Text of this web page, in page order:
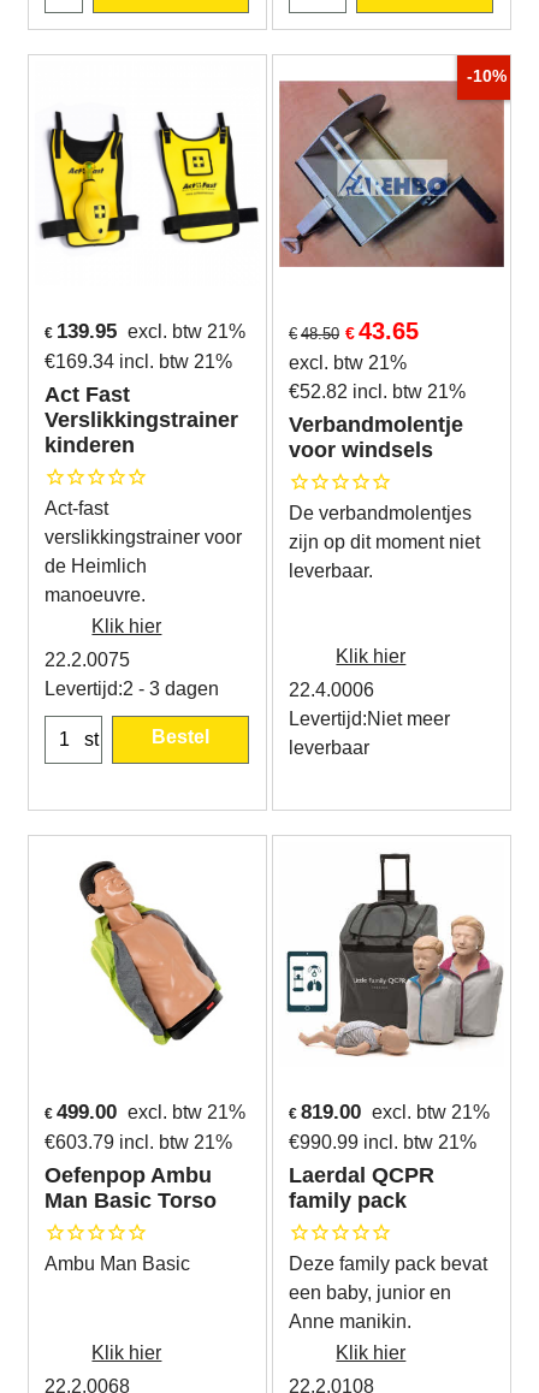
€ 139.95 excl. btw 21%
€169.34 incl. btw 21%
Act Fast
Verslikkingstrainer
kinderen
Act-fast
verslikkingstrainer voor
de Heimlich
manoeuvre.
Klik hier
22.2.0075
Levertijd:2 - 3 dagen
st Bestel
-10%
€ 48.50 €43.65
excl. btw 21%
€52.82 incl. btw 21%
Verbandmolentje
voor windsels
De verbandmolentjes
zijn op dit moment niet
leverbaar.
Klik hier
22.4.0006
Levertijd:Niet meer
leverbaar
€ 499.00 excl. btw 21%
€603.79 incl. btw 21%
Oefenpop Ambu
Man Basic Torso
Ambu Man Basic
Klik hier
22.2.0068
€ 819.00 excl. btw 21%
€990.99 incl. btw 21%
Laerdal QCPR
family pack
Deze family pack bevat
een baby, junior en
Anne manikin.
Klik hier
22.2.0108